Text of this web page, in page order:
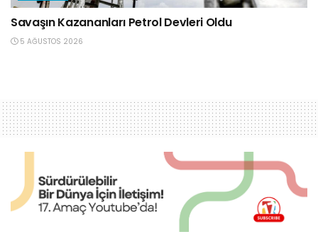
Savaşın Kazananları Petrol Devleri Oldu
5 AĞUSTOS 2026